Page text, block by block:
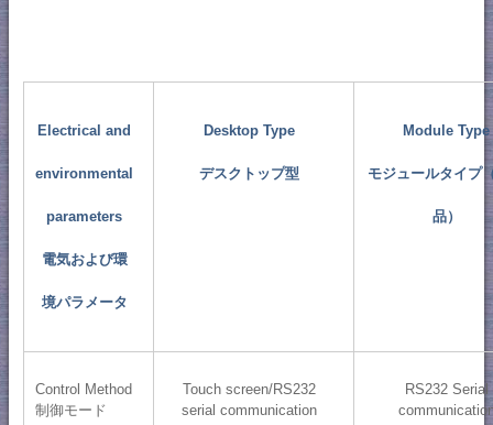
Electrical and
environmental
parameters
電気および環
境パラメータ
Desktop Type
デスクトップ型
Module Type
モジュールタイプ
品）
Control Method
制御モード
Touch screen/RS232
serial communication
RS232 Serial